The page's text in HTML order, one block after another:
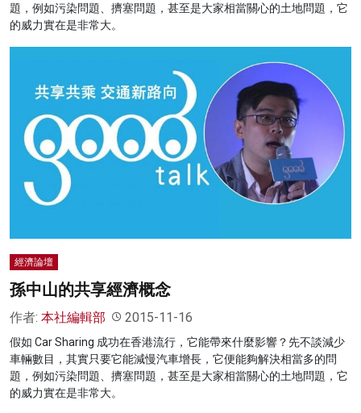
題，例如污染問題、擠塞問題，甚至是大家相當關心的土地問題，它
的威力實在是非常大。
經濟論壇
孫中山的共享經濟概念
作者: 本社編輯部 2015-11-16
假如 Car Sharing 成功在香港流行，它能帶來什麼影響？先不談減少
車輛數目，其實只要它能減慢汽車增長，它便能夠解決相當多的問
題，例如污染問題、擠塞問題，甚至是大家相當關心的土地問題，它
的威力實在是非常大。